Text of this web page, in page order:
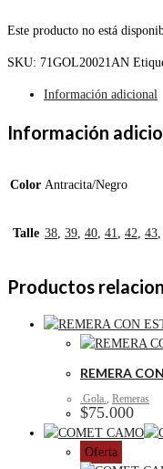
Este producto no está
SKU: 71GOL20021AN
Información adicional
Información
Color Antracita/Negro
Talle 38, 39, 40, 41, 42, 43,
Productos
REMERA
.Gola. Remeras
$75.000
Oferta